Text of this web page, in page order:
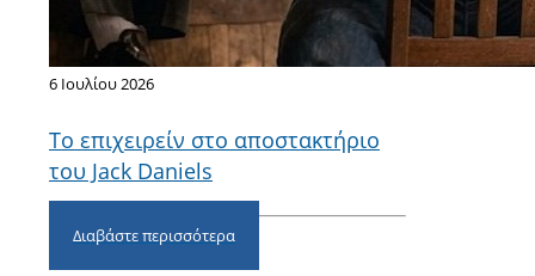
6 Ιουλίου 2026
Το επιχειρείν στο αποστακτήριο
του Jack Daniels
Διαβάστε περισσότερα